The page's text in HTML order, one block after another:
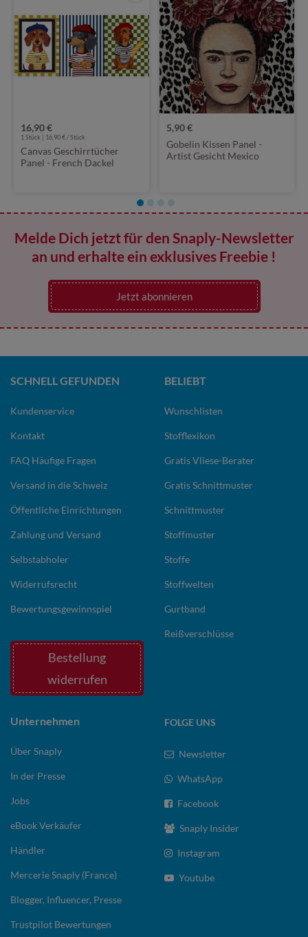
16,90 €
1 Stück | 16,90 € / Stück
Canvas Geschirrtücher
Panel - French Dackel
5,90 €
Gobelin Kissen Panel -
Artist Gesicht Mexico
Melde Dich jetzt für den Snaply-Newsletter
an und erhalte ein exklusives Freebie !
Jetzt abonnieren
SCHNELL GEFUNDEN
Kundenservice
Kontakt
FAQ Häufige Fragen
Versand in die Schweiz
Öffentliche Einrichtungen
Zahlung und Versand
Selbstabholer
Widerrufsrecht
Bewertungsgewinnspiel
Bestellung
widerrufen
BELIEBT
Wunschlisten
Stofflexikon
Gratis Vliese-Berater
Gratis Schnittmuster
Schnittmuster
Stoffmuster
Stoffe
Stoffwelten
Gurtband
Reißverschlüsse
Unternehmen
Über Snaply
In der Presse
Jobs
eBook Verkäufer
Händler
Mercerie Snaply (France)
Blogger, Influencer, Presse
Trustpilot Bewertungen
FOLGE UNS
Newsletter
WhatsApp
Facebook
Snaply Insider
Instagram
Youtube